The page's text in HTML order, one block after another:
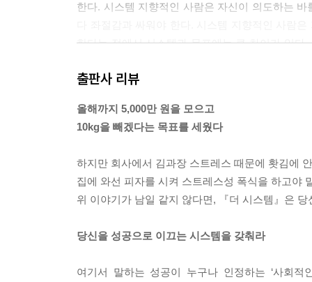
한다. 시스템 지향적인 사람은 자신이 의도하는
한다는 점에서 시스템과 목표에는 큰 차이가 있
이다. 사업에서 ‘100만 달러 벌기’가 목표라면, ‘
--- 「파트 1-6. 패자는 목표를 설정하고 승자는 시
가가 따르지만, 그 대가에는 협상의 여지가 있다.
노력을 해야 한다는 사실을 바꿀 수는 없다. 하지
다. 한번 해볼 만한 정도로 말이다.
출판사 리뷰
올해까지 5,000만 원을 모으고
10kg을 빼겠다는 목표를 세웠다
하지만 회사에서 김과장 스트레스 때문에 홧김에
집에 와선 피자를 시켜 스트레스성 폭식을 하고야
위 이야기가 남일 같지 않다면, 『더 시스템』은 당
당신을 성공으로 이끄는 시스템을 갖춰라
여기서 말하는 성공이 누구나 인정하는 ‘사회